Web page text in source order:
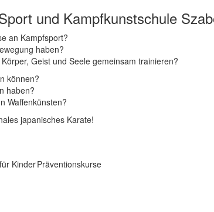
und Kampfkunstschule
an Kampfsport?
haben?
Geist und Seele gemeinsam trainieren?
können?
haben?
Waffenkünsten?
japanisches Karate!
KinderPräventionskurse